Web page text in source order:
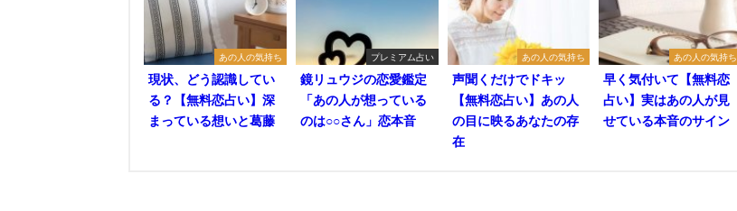
あの人の気持ち
現状、どう認識してい
る？【無料恋占い】深
まっている想いと葛藤
プレミアム占い
鏡リュウジの恋愛鑑定
「あの人が想っている
のは○○さん」恋本音
あの人の気持ち
声聞くだけでドキッ
【無料恋占い】あの人
の目に映るあなたの存
在
あの人の気持ち
早く気付いて【無料恋
占い】実はあの人が見
せている本音のサイン